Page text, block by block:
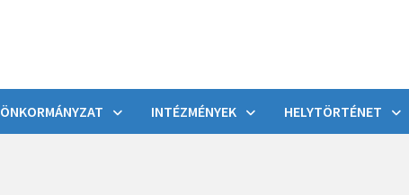
ÖNKORMÁNYZAT INTÉZMÉNYEK HELYTÖRTÉNET